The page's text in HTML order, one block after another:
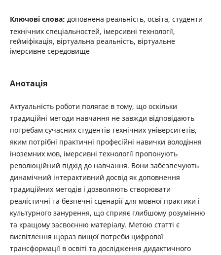
Ключові слова: доповнена реальність, освіта, студенти
технічних спеціальностей, імерсивні технології,
гейміфікація, віртуальна реальність, віртуальне
імерсивне середовище
Анотація
Актуальність роботи полягає в тому, що оскільки
традиційні методи навчання не завжди відповідають
потребам сучасних студентів технічних університетів,
яким потрібні практичні професійні навички володіння
іноземних мов, імерсивні технології пропонують
революційний підхід до навчання. Вони забезпечують
динамічний інтерактивний досвід як доповнення
традиційних методів і дозволяють створювати
реалістичні та безпечні сценарії для мовної практики і
культурного занурення, що сприяє глибшому розумінню
та кращому засвоєнню матеріалу. Метою статті є
висвітлення щораз вищої потреби цифрової
трансформації в освіті та дослідження дидактичного